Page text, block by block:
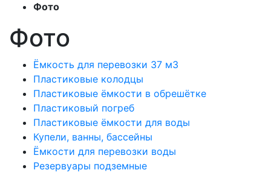
Фото
Фото
Ёмкость для перевозки 37 м3
Пластиковые колодцы
Пластиковые ёмкости в обрешётке
Пластиковый погреб
Пластиковые ёмкости для воды
Купели, ванны, бассейны
Ёмкости для перевозки воды
Резервуары подземные